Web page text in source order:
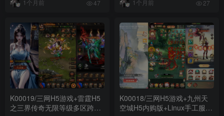
号授权后台+安卓+详细搭建教
1个月前 47
+教程演示
1个月前 27
K00019/三网H5游戏+雷霆H5
之三界传奇无限等级多区跨服
K00018/三网H5游戏+九州天
空城H5内购版+Linux手工服务